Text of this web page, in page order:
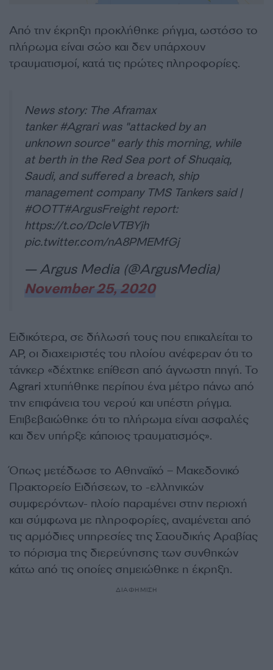
Από την έκρηξη προκλήθηκε ρήγμα, ωστόσο το
πλήρωμα είναι σώο και δεν υπάρχουν
τραυματισμοί, κατά τις πρώτες πληροφορίες.
News story: The Aframax
tanker #Agrariwas "attacked by an
unknown source" early this morning, while
at berth in the Red Sea port of Shuqaiq,
Saudi, and suffered a breach, ship
management company TMS Tankers said |
#OOTT#ArgusFreightreport:
https://t.co/DcleVTBYjh
pic.twitter.com/nA8PMEMfGj
— Argus Media (@ArgusMedia)
November 25, 2020
Ειδικότερα, σε δήλωσή τους που επικαλείται το
AP, οι διαχειριστές του πλοίου ανέφεραν ότι το
τάνκερ «δέχτηκε επίθεση από άγνωστη πηγή. Το
Agrari χτυπήθηκε περίπου ένα μέτρο πάνω από
την επιφάνεια του νερού και υπέστη ρήγμα.
Επιβεβαιώθηκε ότι το πλήρωμα είναι ασφαλές
και δεν υπήρξε κάποιος τραυματισμός».
Όπως μετέδωσε το Αθηναϊκό – Μακεδονικό
Πρακτορείο Ειδήσεων, το -ελληνικών
συμφερόντων- πλοίο παραμένει στην περιοχή
και σύμφωνα με πληροφορίες, αναμένεται από
τις αρμόδιες υπηρεσίες της Σαουδικής Αραβίας
το πόρισμα της διερεύνησης των συνθηκών
κάτω από τις οποίες σημειώθηκε η έκρηξη.
ΔΙΑΦΗΜΙΣΗ